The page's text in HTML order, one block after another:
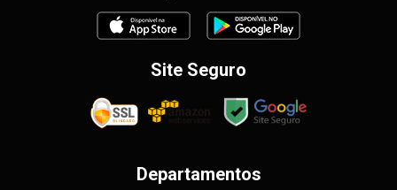
Site Seguro
Departamentos